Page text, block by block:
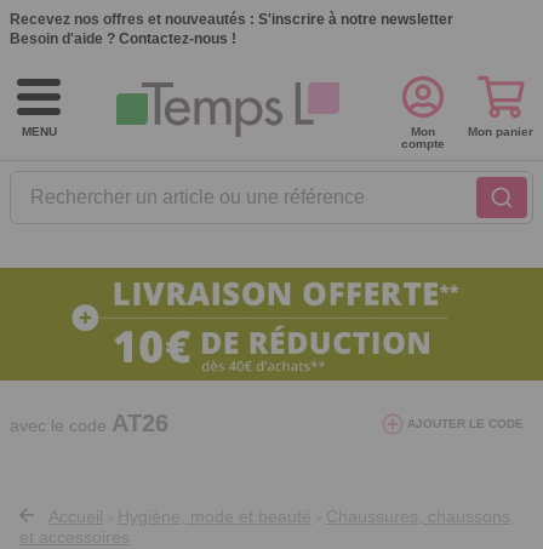
Recevez nos offres et nouveautés : S'inscrire à notre newsletter
Besoin d'aide ? Contactez-nous !
MENU
Rechercher un article ou une référence
Mon
compte
Mon panier
10€ de réduction dès 40€ d'achat. Offre
valable du 03/08/2026 au 12/08/2026.
avec le code AT26 AJOUTER LE CODE
Accueil Hygiène, mode et beauté
Chaussures, chaussons
et accessoires